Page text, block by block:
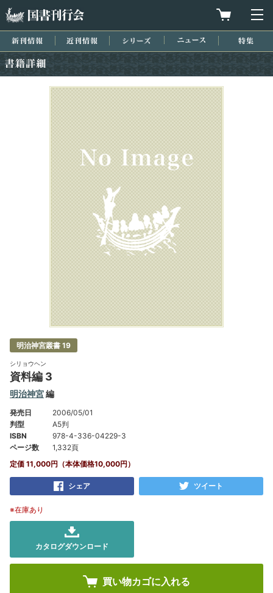
買物カゴを
新刊情報 近刊情報 シリーズ ニュース
明治神宮叢書 19
シリョウヘン
資料編 3
明治神宮編
発売日
2006/05/01
判型
A5判
ISBN
978-4-336-04229-3
ページ数
1,332頁
定価 11,000円（本体価格10,000円）
シェア ツイート
※在庫あり
カタログダウンロード